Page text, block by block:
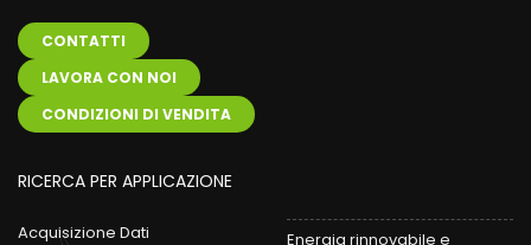
CONTATTI
LAVORA CON NOI
CONDIZIONI DI VENDITA
RICERCA PER APPLICAZIONE
Acquisizione Dati
Energia rinnovabile e